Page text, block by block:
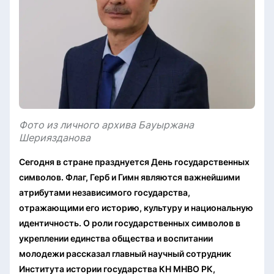
Фото из личного архива Бауыржана
Шериязданова
Сегодня в стране празднуется День государственных
символов. Флаг, Герб и Гимн являются важнейшими
атрибутами независимого государства,
отражающими его историю, культуру и национальную
идентичность. О роли государственных символов в
укреплении единства общества и воспитании
молодежи рассказал главный научный сотрудник
Института истории государства КН МНВО РК,